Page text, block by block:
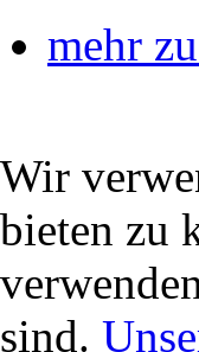
mehr
Wir
bieten zu
sind.